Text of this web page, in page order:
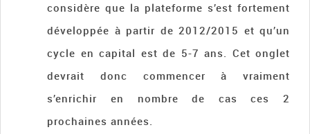
considère que la plateforme s’est fortement
développée à partir de 2012/2015 et qu’un
cycle en capital est de 5-7 ans. Cet onglet
devrait donc commencer à vraiment
s’enrichir en nombre de cas ces 2
prochaines années.